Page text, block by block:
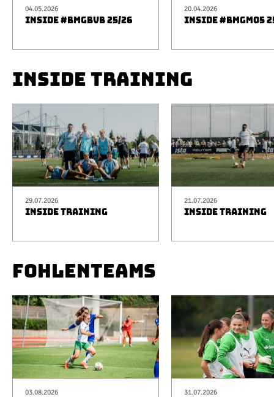
04.05.2026
INSIDE #BMGBVB 25/26
20.04.2026
INSIDE #BMGM05
INSIDE TRAINING
29.07.2026
INSIDE TRAINING
21.07.2026
INSIDE TRAINING
FOHLENTEAMS
03.08.2026 31.07.2026